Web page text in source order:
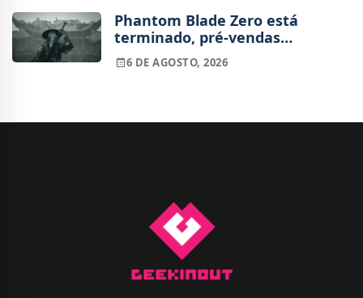
Phantom Blade Zero está
terminado, pré-vendas
começam na próxima semana
6 DE AGOSTO, 2026